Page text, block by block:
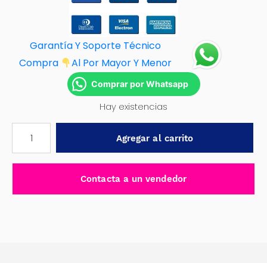
Garantía Y Soporte Técnico
Compra
Al Por Mayor Y Menor
Comprar por Whatsapp
Hay existencias
ESCARIADOR
500G
Agregar al carrito
Contacta a un vendedor